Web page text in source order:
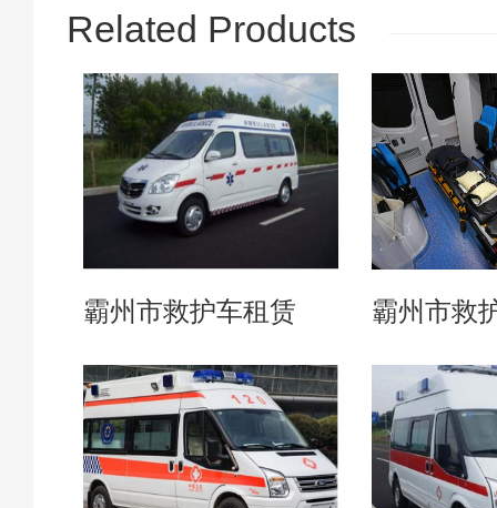
Related Products
霸州市救护车租赁 霸州市救